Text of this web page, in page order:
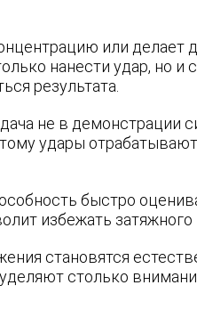
или делает
нанести удар, но и
результата.
не в демонстрации
удары
быстро
избежать затяжного
становятся
столько